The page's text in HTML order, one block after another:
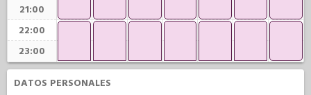
21:00
22:00
23:00
DATOS PERSONALES